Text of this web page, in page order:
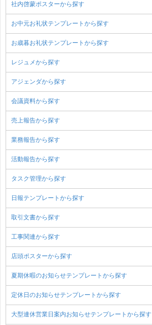
社内啓蒙ポスターから探す
お中元お礼状テンプレートから探す
お歳暮お礼状テンプレートから探す
レジュメから探す
アジェンダから探す
会議資料から探す
売上報告から探す
業務報告から探す
活動報告から探す
タスク管理から探す
日報テンプレートから探す
取引文書から探す
工事関連から探す
店頭ポスターから探す
夏期休暇のお知らせテンプレートから探す
定休日のお知らせテンプレートから探す
大型連休営業日案内お知らせテンプレートから探す